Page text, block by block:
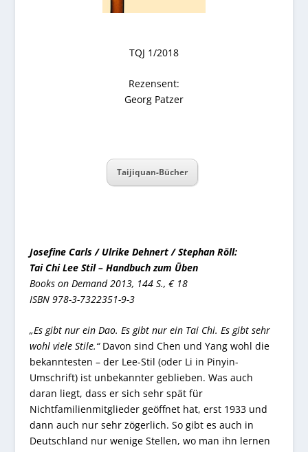
TQJ 1/2018
Rezensent:
Georg Patzer
Taijiquan-Bücher
Josefine Carls / Ulrike Dehnert / Stephan Röll:
Tai Chi Lee Stil – Handbuch zum Üben
Books on Demand 2013, 144 S., € 18
ISBN 978-3-7322351-9-3
„Es gibt nur ein Dao. Es gibt nur ein Tai Chi. Es gibt sehr
wohl viele Stile.“Davon sind Chen und Yang wohl die
bekanntesten – der Lee-Stil (oder Li in Pinyin-
Umschrift) ist unbekannter geblieben. Was auch
daran liegt, dass er sich sehr spät für
Nichtfamilienmitglieder geöffnet hat, erst 1933 und
dann auch nur sehr zögerlich. So gibt es auch in
Deutschland nur wenige Stellen, wo man ihn lernen